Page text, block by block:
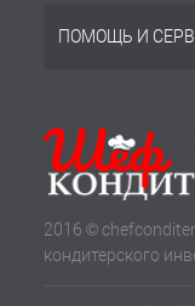
ПОМОЩЬ И
2016 ©
кондитерского